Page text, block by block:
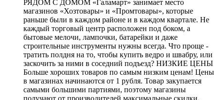
РЯДОМ С ДОМОМ «Галамарт» занимает место
магазинов «Хозтовары» и «Промтовары», которые
раньше были в каждом районе и в каждом квартале. Не
каждый торговый центр расположен под боком, а
бытовые мелочи, лампочки, батарейки и даже
строительные инструменты нужны всегда. Что проще -
тратить полдня на то, чтобы купить ведро и швабру, или
заскочить за ними в соседний подъезд? НИЗКИЕ ЦЕНЫ
Больше хороших товаров по самым низким ценам! Цены
в магазинах начинаются от 1 рубля. Товар закупается
самыми большими партиями, поэтому магазины
получают от производителей максимальные скидки.